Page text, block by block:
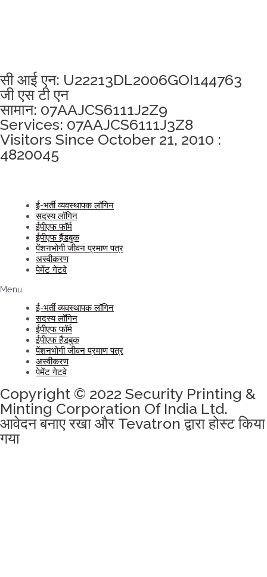
सी आई एन: U22213DL2006GOI144763
जी एस टी एन
सामान: 07AAJCS6111J2Z9
Services: 07AAJCS6111J3Z8
Visitors Since October 21, 2010 :
4820045
ई-भर्ती व्यवस्थापक लॉगिन
सदस्य लॉगिन
ईपीएफ फॉर्म
ईपीएफ हैंडबुक
पेंशनभोगी जीवन प्रमाण पत्र
अस्वीकरण
पेमेंट गेटवे
Menu
ई-भर्ती व्यवस्थापक लॉगिन
सदस्य लॉगिन
ईपीएफ फॉर्म
ईपीएफ हैंडबुक
पेंशनभोगी जीवन प्रमाण पत्र
अस्वीकरण
पेमेंट गेटवे
Copyright © 2022 Security Printing &
Minting Corporation Of India Ltd.
आवेदन बनाए रखा और Tevatron द्वारा होस्ट किया
गया